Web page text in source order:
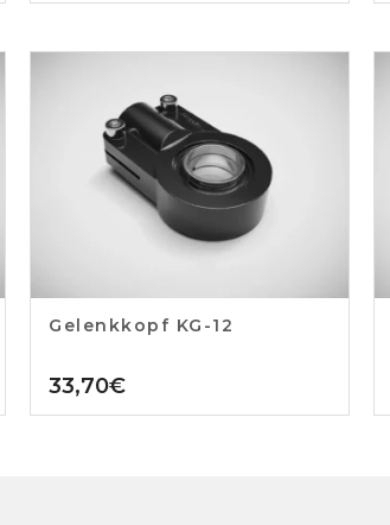
Gelenkkopf KG-12
33,70€